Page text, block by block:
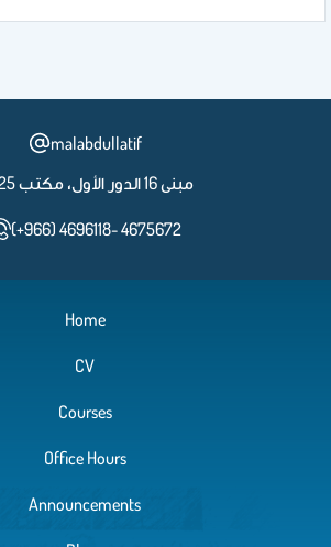
malabdullatif
مبنى 16 الدور الأول، مكتب 125
(+966) 4696118- 4675672
Home
CV
Courses
Office Hours
Announcements